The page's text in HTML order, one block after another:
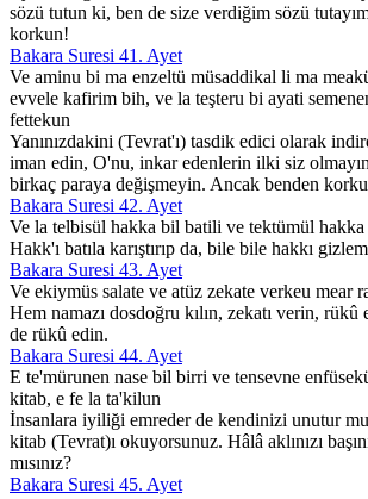
sözü tutun ki, ben de size verdiğim sözü
korkun!
Bakara Suresi 41. Ayet
Ve aminu bi ma enzeltü müsaddikal li ma
evvele kafirim bih, ve la teşteru bi ayati
fettekun
Yanınızdakini (Tevrat'ı) tasdik edici olarak
iman edin, O'nu, inkar edenlerin ilki siz
birkaç paraya değişmeyin. Ancak benden
Bakara Suresi 42. Ayet
Ve la telbisül hakka bil batili ve tektümül hakka
Hakk'ı batıla karıştırıp da, bile bile hakkı
Bakara Suresi 43. Ayet
Ve ekiymüs salate ve atüz zekate verkeu mear
Hem namazı dosdoğru kılın, zekatı verin,
de rükû edin.
Bakara Suresi 44. Ayet
E te'mürunen nase bil birri ve tensevne
kitab, e fe la ta'kilun
İnsanlara iyiliği emreder de kendinizi unutur
kitab (Tevrat)ı okuyorsunuz. Hâlâ aklınızı
mısınız?
Bakara Suresi 45. Ayet